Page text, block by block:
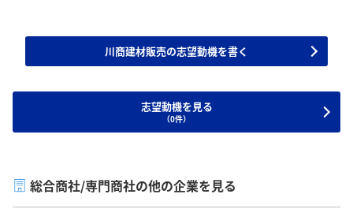
川商建材販売の志望動機を書く
志望動機を見る
（0件）
総合商社/専門商社の他の企業を見る